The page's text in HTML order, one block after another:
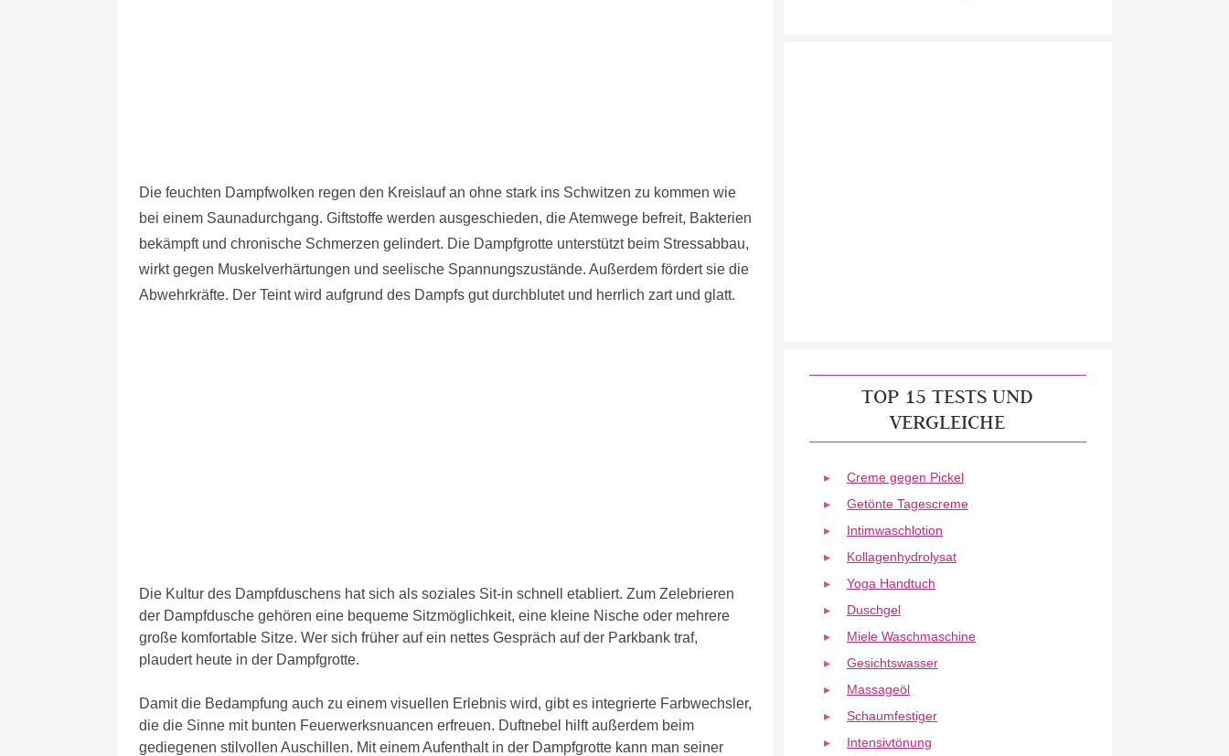
Die feuchten Dampfwolken regen den Kreislauf an ohne stark ins Schwitzen zu kommen wie
bei einem Saunadurchgang. Giftstoffe werden ausgeschieden, die Atemwege befreit, Bakterien
bekämpft und chronische Schmerzen gelindert. Die Dampfgrotte unterstützt beim Stressabbau,
wirkt gegen Muskelverhärtungen und seelische Spannungszustände. Außerdem fördert sie die
Abwehrkräfte. Der Teint wird aufgrund des Dampfs gut durchblutet und herrlich zart und glatt.
Die Kultur des Dampfduschens hat sich als soziales Sit-in schnell etabliert. Zum Zelebrieren
der Dampfdusche gehören eine bequeme Sitzmöglichkeit, eine kleine Nische oder mehrere
große komfortable Sitze. Wer sich früher auf ein nettes Gespräch auf der Parkbank traf,
plaudert heute in der Dampfgrotte.
Damit die Bedampfung auch zu einem visuellen Erlebnis wird, gibt es integrierte Farbwechsler,
die die Sinne mit bunten Feuerwerksnuancen erfreuen. Duftnebel hilft außerdem beim
gediegenen stilvollen Auschillen. Mit einem Aufenthalt in der Dampfgrotte kann man seiner
TOP 15 TESTS UND
VERGLEICHE
Creme gegen Pickel
Getönte Tagescreme
Intimwaschlotion
Kollagenhydrolysat
Yoga Handtuch
Duschgel
Miele Waschmaschine
Gesichtswasser
Massageöl
Schaumfestiger
Intensivtönung